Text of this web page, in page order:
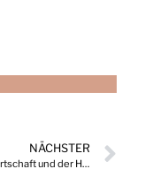
NÄCHSTER
Kreislaufwirtschaft und der Handel mit krisensicheren Sekundär-Rohstoffen